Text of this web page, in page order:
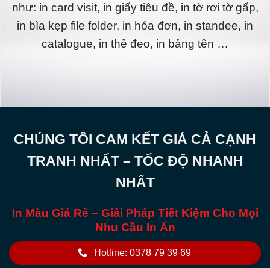
như: in card visit, in giấy tiêu đề, in tờ rơi tờ gấp,
in bìa kẹp file folder, in hóa đơn, in standee, in
catalogue, in thẻ đeo, in bảng tên …
CHÚNG TÔI CAM KẾT GIÁ CẢ CẠNH
TRANH NHẤT – TỐC ĐỘ NHANH
NHẤT
In Màu Giá Rẻ – Giải Pháp Tiết Kiệm Cho Mọi
Nhu Cầu In Ấn
Hotline: 0378 79 39 69